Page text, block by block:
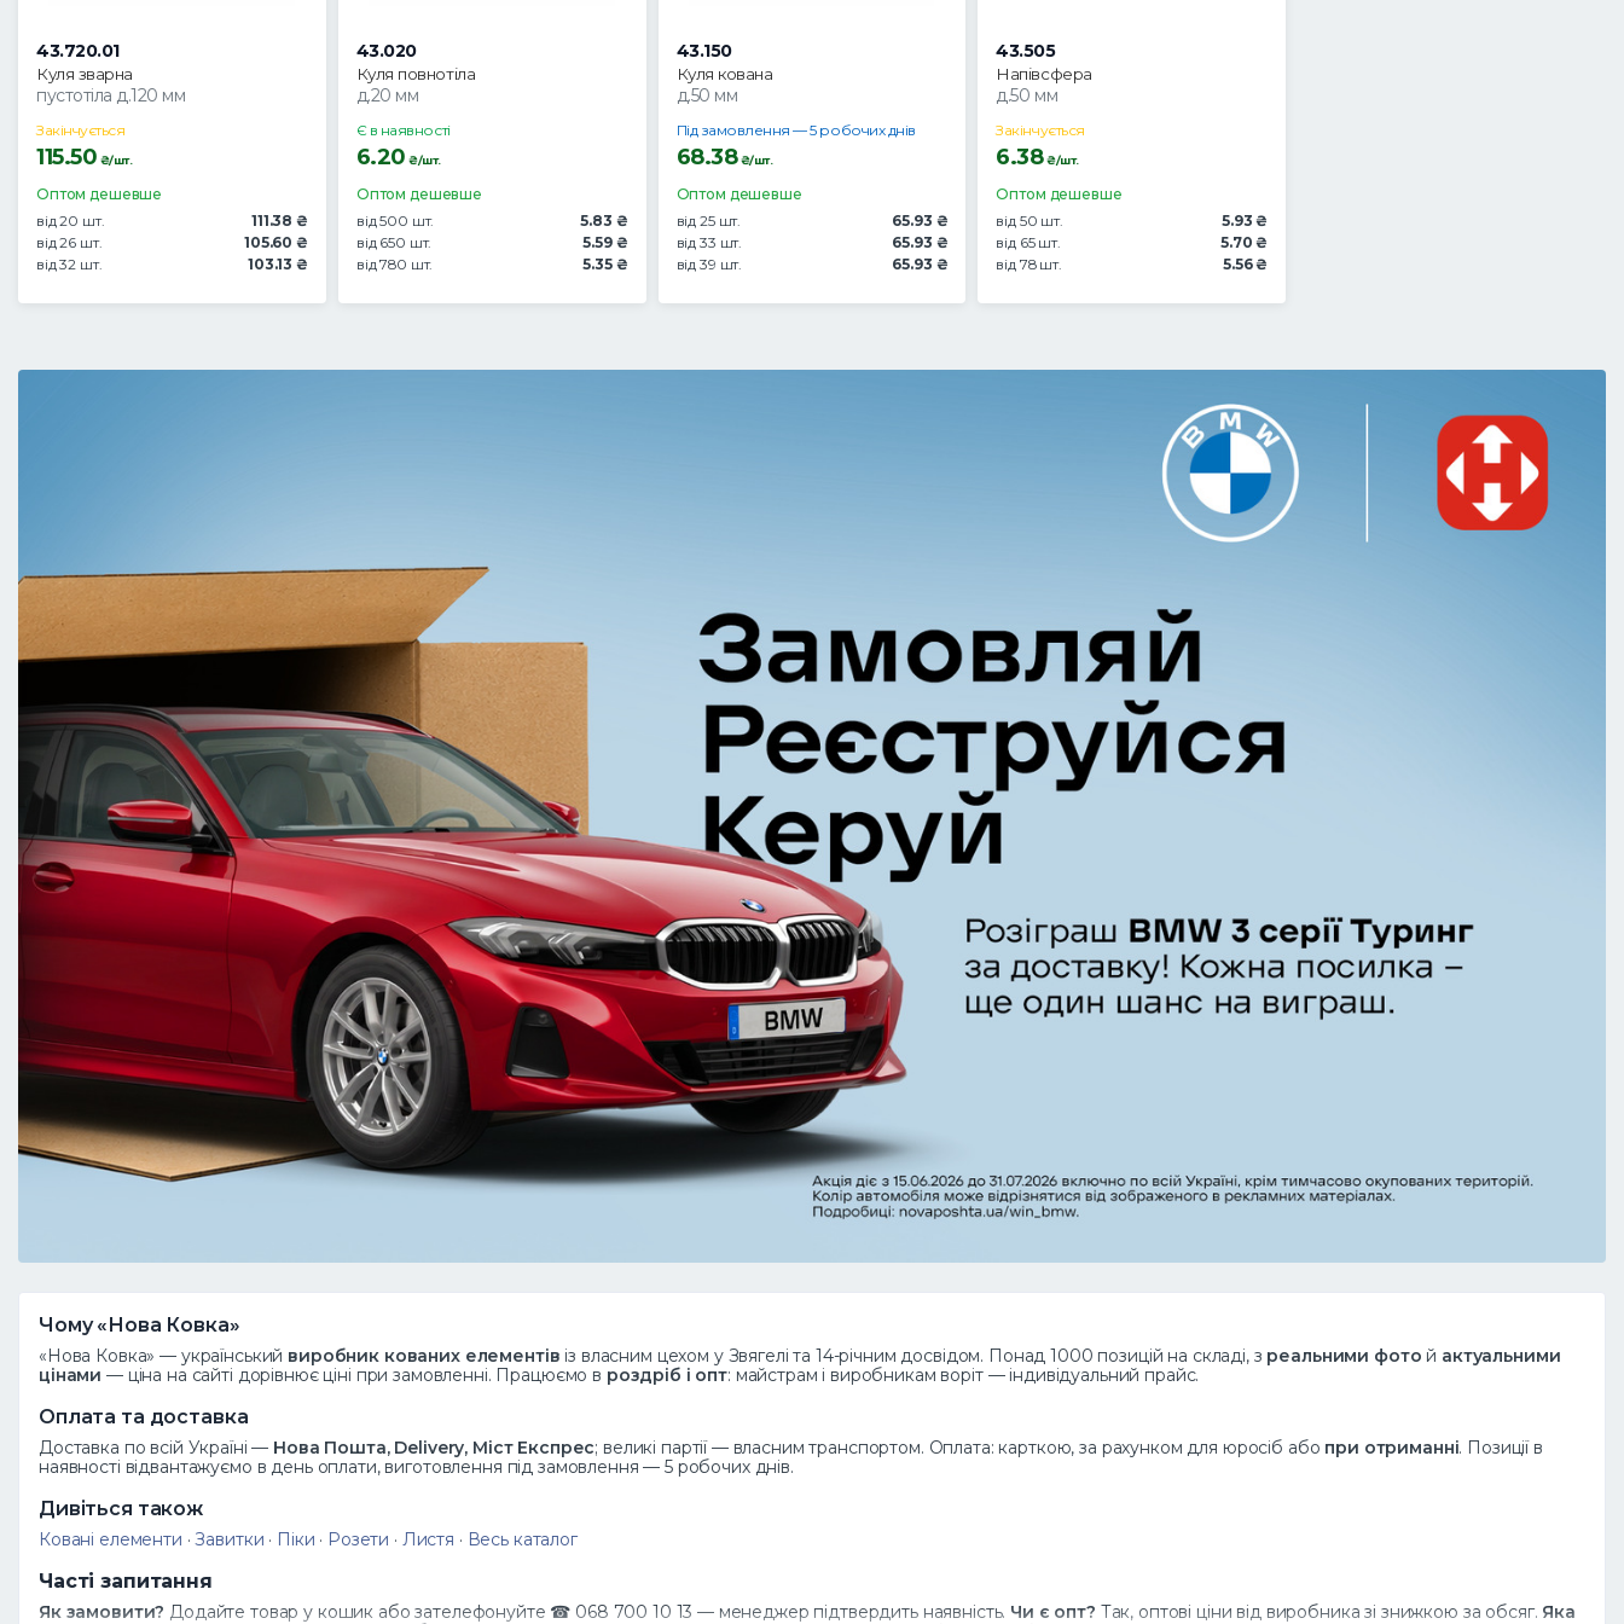
43.720.01
Куля зварна
пустотіла д.120 мм
Закінчується
115.50 ₴/шт.
Оптом дешевше
від 20 шт.
111.38 ₴
від 26 шт.
105.60 ₴
від 32 шт.
103.13 ₴
43.020
Куля повнотіла
д.20 мм
Є в наявності
6.20 ₴/шт.
Оптом дешевше
від 500 шт.
5.83 ₴
від 650 шт.
5.59 ₴
від 780 шт.
5.35 ₴
43.150
Куля кована
д.50 мм
Під замовлення — 5 робочих днів
68.38₴/шт.
Оптом дешевше
від 25 шт.
65.93 ₴
від 33 шт.
65.93 ₴
від 39 шт.
65.93 ₴
43.505
Напівсфера
д.50 мм
Закінчується
6.38₴/шт.
Оптом дешевше
від 50 шт.
5.93 ₴
від 65 шт.
5.70 ₴
від 78 шт.
5.56 ₴
Чому «Нова Ковка»
«Нова Ковка» — український виробник кованих елементів із власним цехом у Звягелі та 14-річним досвідом. Понад 1000 позицій на складі, з реальними фото й актуальними
цінами — ціна на сайті дорівнює ціні при замовленні. Працюємо в роздріб і опт: майстрам і виробникам воріт — індивідуальний прайс.
Оплата та доставка
Доставка по всій Україні — Нова Пошта, Delivery, Міст Експрес; великі партії — власним транспортом. Оплата: карткою, за рахунком для юросіб або при отриманні. Позиції в
наявності відвантажуємо в день оплати, виготовлення під замовлення — 5 робочих днів.
Дивіться також
Ковані елементи ·Завитки · Піки · Розети · Листя · Весь каталог
Часті запитання
Як замовити? Додайте товар у кошик або зателефонуйте ☎ 068 700 10 13 — менеджер підтвердить наявність. Чи є опт? Так, оптові ціни від виробника зі знижкою за обсяг. Яка